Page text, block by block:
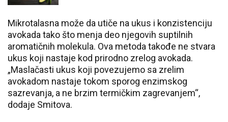
Mikrotalasna može da utiče na ukus i konzistenciju
avokada tako što menja deo njegovih suptilnih
aromatičnih molekula. Ova metoda takođe ne stvara
ukus koji nastaje kod prirodno zrelog avokada.
„Maslačasti ukus koji povezujemo sa zrelim
avokadom nastaje tokom sporog enzimskog
sazrevanja, a ne brzim termičkim zagrevanjem“,
dodaje Smitova.